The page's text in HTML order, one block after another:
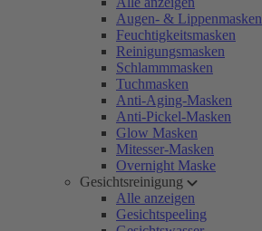
Augen- & Lippenmasken
Feuchtigkeitsmasken
Reinigungsmasken
Schlammmasken
Tuchmasken
Anti-Aging-Masken
Anti-Pickel-Masken
Glow Masken
Mitesser-Masken
Overnight Maske
Gesichtsreinigung
Alle anzeigen
Gesichtspeeling